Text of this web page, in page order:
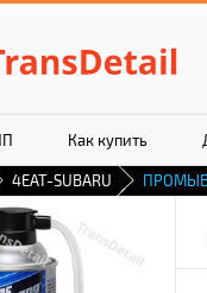
Как купить
4EAT-SUBARU